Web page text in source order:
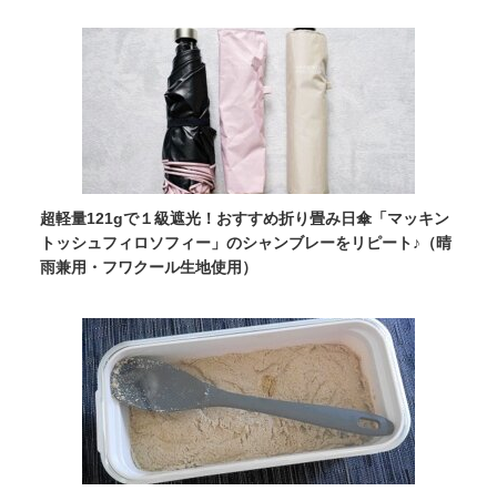
超軽量121gで１級遮光！おすすめ折り畳み日傘「マッキン
トッシュフィロソフィー」のシャンブレーをリピート♪（晴
雨兼用・フワクール生地使用）